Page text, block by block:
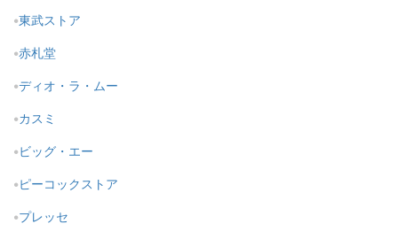
東武ストア
赤札堂
ディオ・ラ・ムー
カスミ
ビッグ・エー
ピーコックストア
プレッセ